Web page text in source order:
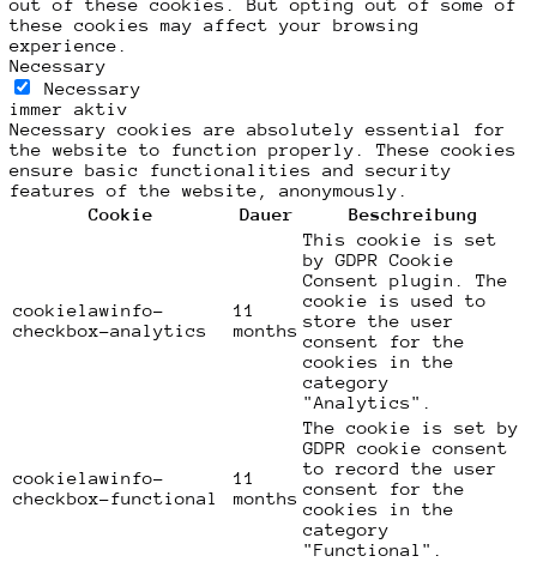
these cookies may affect your browsing
experience.
Necessary
Necessary
immer aktiv
Necessary cookies are absolutely essential for
the website to function properly. These cookies
ensure basic functionalities and security
features of the website, anonymously.
Cookie
Dauer Beschreibung
cookielawinfo-
checkbox-analytics
11
months
This cookie is set
by GDPR Cookie
Consent plugin. The
cookie is used to
store the user
consent for the
cookies in the
category
"Analytics".
cookielawinfo-
checkbox-functional
11
months
The cookie is set by
GDPR cookie consent
to record the user
consent for the
cookies in the
category
"Functional".